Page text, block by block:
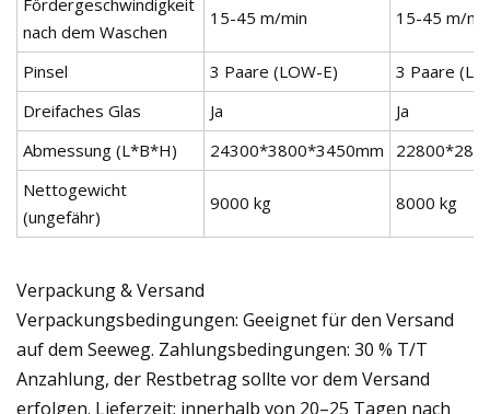
nach dem Waschen
15-45 m/min 15-45 m/
Pinsel 3 Paare (LOW-E)
3 Paare
Dreifaches Glas
Ja
Ja
Abmessung (L*B*H)
24300*3800*3450mm
Nettogewicht
(ungefähr)
9000 kg 8000 kg
Verpackung & Versand
Verpackungsbedingungen: Geeignet für den Versand
auf dem Seeweg. Zahlungsbedingungen: 30 % T/T
Anzahlung, der Restbetrag sollte vor dem Versand
erfolgen. Lieferzeit: innerhalb von 20–25 Tagen nach